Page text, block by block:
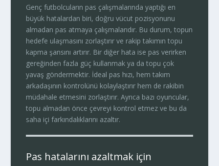
Genç futbolcuların pas çalışmalarında yaptığı en
büyük hatalardan biri, doğru vücut pozisyonunu
almadan pas atmaya çalışmalarıdır. Bu durum, topun
hedefe ulaşmasını zorlaştırır ve rakip takımın topu
kapma şansını artırır. Bir diğer hata ise pas verirken
gereğinden fazla güç kullanmak ya da topu çok
yavaş göndermektir. İdeal pas hızı, hem takım
arkadaşının kontrolünü kolaylaştırır hem de rakibin
müdahale etmesini zorlaştırır. Ayrıca bazı oyuncular,
topu almadan önce çevreyi kontrol etmez ve bu da
saha içi farkındalıklarını azaltır.
Pas hatalarını azaltmak için